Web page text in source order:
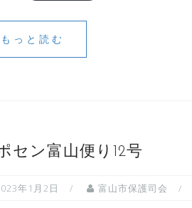
もっと読む
セン富山便り12号
年1月2日 富山市保護司会